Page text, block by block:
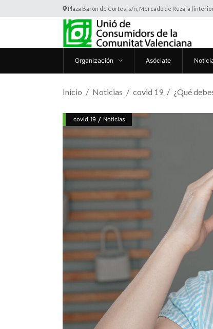
Plaza Barón de Cortes, s/n, Mercado de Ruzafa (interior
Organización Asóciate
Inicio Noticias covid 19 ¿Qué
covid 19 / Noticias